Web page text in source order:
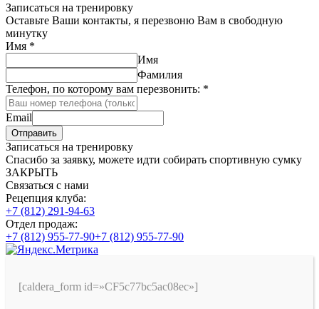
Записаться на тренировку
Оставьте Ваши контакты, я перезвоню Вам в свободную
минутку
Имя *
Имя
Фамилия
Телефон, по которому вам перезвонить: *
Email
Отправить
Записаться на тренировку
Спасибо за заявку, можете идти собирать спортивную сумку
ЗАКРЫТЬ
Связаться с нами
Рецепция клуба:
+7 (812) 291-94-63
Отдел продаж:
+7 (812) 955-77-90+7 (812) 955-77-90
[caldera_form id=»CF5c77bc5ac08ec»]